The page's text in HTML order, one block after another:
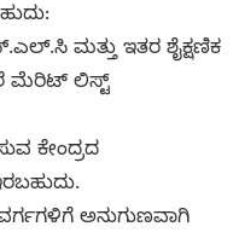
ಮತ್ತು ಇತರ ಶೈಕ್ಷಣಿಕ
ಮೆರಿಟ್ ಲಿಸ್ಟ್
ಕೇಂದ್ರದ
ಅನುಗುಣವಾಗಿ